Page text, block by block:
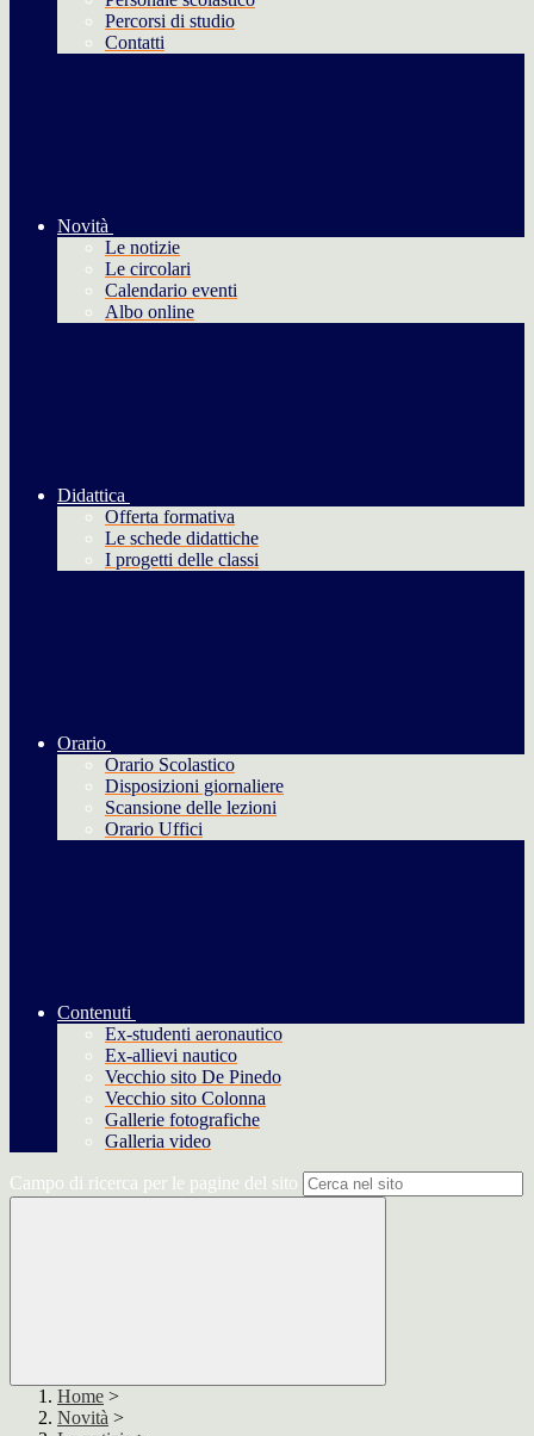
Percorsi di studio
Contatti
Novità
Le notizie
Le circolari
Calendario eventi
Albo online
Didattica
Offerta formativa
Le schede didattiche
I progetti delle classi
Orario
Orario Scolastico
Disposizioni giornaliere
Scansione delle lezioni
Orario Uffici
Contenuti
Ex-studenti aeronautico
Ex-allievi nautico
Vecchio sito De Pinedo
Vecchio sito Colonna
Gallerie fotografiche
Galleria video
Campo di ricerca per le pagine del sito
Home >
Novità >